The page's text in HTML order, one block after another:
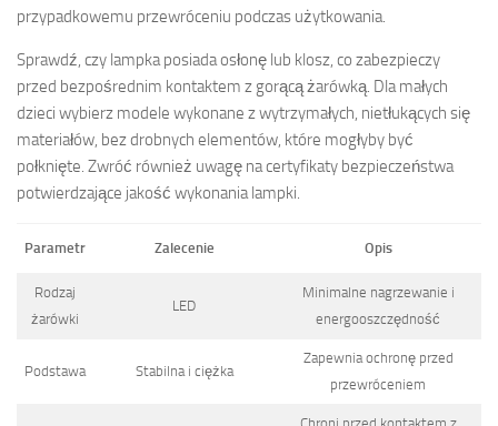
przypadkowemu przewróceniu podczas użytkowania.
Sprawdź, czy lampka posiada osłonę lub klosz, co zabezpieczy
przed bezpośrednim kontaktem z gorącą żarówką. Dla małych
dzieci wybierz modele wykonane z wytrzymałych, nietłukących się
materiałów, bez drobnych elementów, które mogłyby być
połknięte. Zwróć również uwagę na certyfikaty bezpieczeństwa
potwierdzające jakość wykonania lampki.
Parametr Zalecenie Opis
Rodzaj
żarówki
LED
Minimalne nagrzewanie i
energooszczędność
Podstawa Stabilna i ciężka
Zapewnia ochronę przed
przewróceniem
Chroni przed kontaktem z